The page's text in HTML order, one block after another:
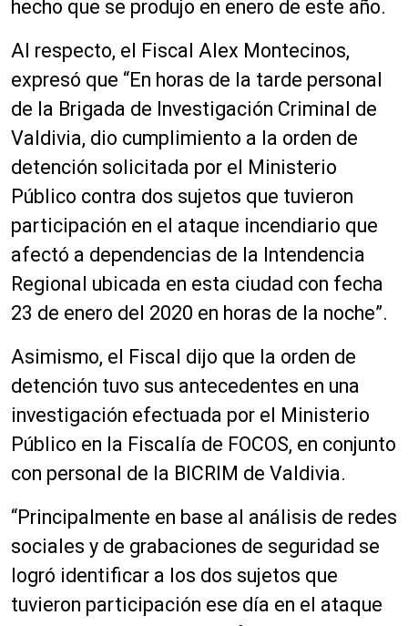
hecho que se produjo en enero de este año.
Al respecto, el Fiscal Alex Montecinos,
expresó que “En horas de la tarde personal
de la Brigada de Investigación Criminal de
Valdivia, dio cumplimiento a la orden de
detención solicitada por el Ministerio
Público contra dos sujetos que tuvieron
participación en el ataque incendiario que
afectó a dependencias de la Intendencia
Regional ubicada en esta ciudad con fecha
23 de enero del 2020 en horas de la noche”.
Asimismo, el Fiscal dijo que la orden de
detención tuvo sus antecedentes en una
investigación efectuada por el Ministerio
Público en la Fiscalía de FOCOS, en conjunto
con personal de la BICRIM de Valdivia.
“Principalmente en base al análisis de redes
sociales y de grabaciones de seguridad se
logró identificar a los dos sujetos que
tuvieron participación ese día en el ataque